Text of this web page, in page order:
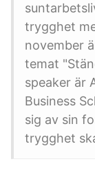
trygghet
november
temat
speaker är
Business
sig av sin
trygghet